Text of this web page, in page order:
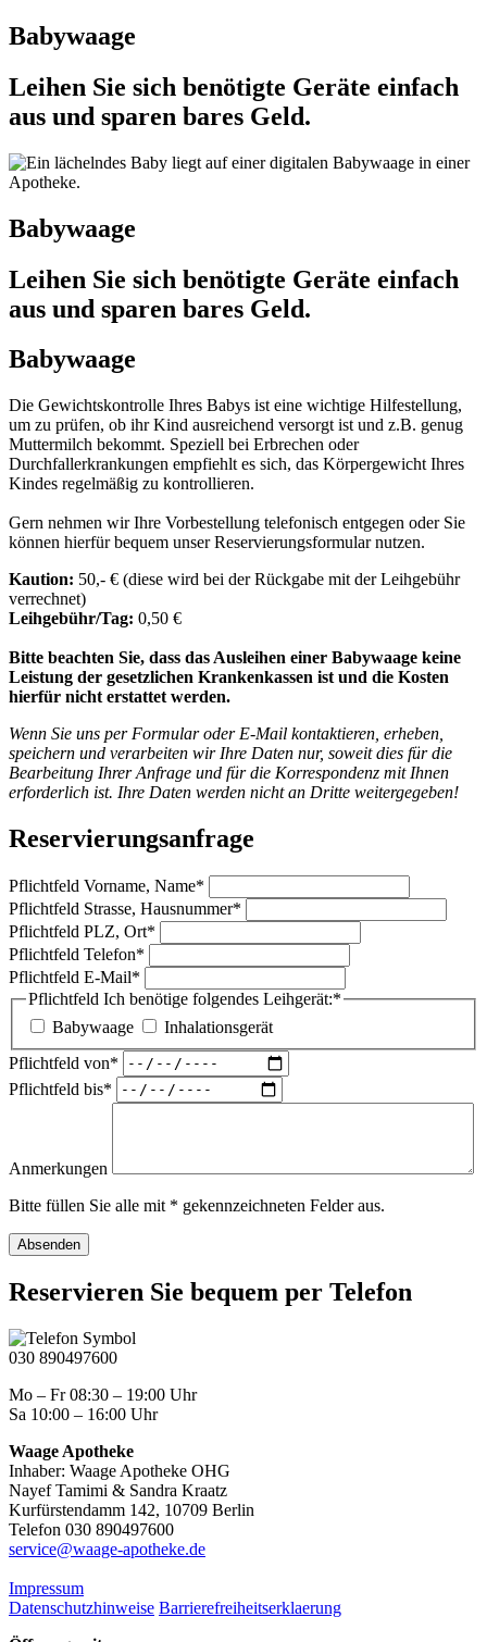
Babywaage
Leihen Sie sich benötigte Geräte einfach
aus und sparen bares Geld.
Babywaage
Leihen Sie sich benötigte Geräte einfach
aus und sparen bares Geld.
Babywaage
Die Gewichtskontrolle Ihres Babys ist eine wichtige Hilfestellung,
um zu prüfen, ob ihr Kind ausreichend versorgt ist und z.B. genug
Muttermilch bekommt. Speziell bei Erbrechen oder
Durchfallerkrankungen empfiehlt es sich, das Körpergewicht Ihres
Kindes regelmäßig zu kontrollieren.
Gern nehmen wir Ihre Vorbestellung telefonisch entgegen oder Sie
können hierfür bequem unser Reservierungsformular nutzen.
Kaution: 50,- € (diese wird bei der Rückgabe mit der Leihgebühr
verrechnet)
Leihgebühr/Tag: 0,50 €
Bitte beachten Sie, dass das Ausleihen einer Babywaage keine
Leistung der gesetzlichen Krankenkassen ist und die Kosten
hierfür nicht erstattet werden.
Wenn Sie uns per Formular oder E-Mail kontaktieren, erheben,
speichern und verarbeiten wir Ihre Daten nur, soweit dies für die
Bearbeitung Ihrer Anfrage und für die Korrespondenz mit Ihnen
erforderlich ist. Ihre Daten werden nicht an Dritte weitergegeben!
Reservierungsanfrage
Pflichtfeld Vorname, Name*
Pflichtfeld Strasse, Hausnummer*
Pflichtfeld PLZ, Ort*
Pflichtfeld Telefon*
Pflichtfeld E-Mail*
Pflichtfeld Ich benötige folgendes Leihgerät:*
Babywaage
Inhalationsgerät
Pflichtfeld von*
Pflichtfeld bis*
Anmerkungen
Bitte füllen Sie alle mit * gekennzeichneten Felder aus.
Absenden
Reservieren Sie bequem per Telefon
030 890497600
Mo – Fr 08:30 – 19:00 Uhr
Sa 10:00 – 16:00 Uhr
Waage Apotheke
Inhaber: Waage Apotheke OHG
Nayef Tamimi & Sandra Kraatz
Kurfürstendamm 142, 10709 Berlin
Telefon 030 890497600
service@waage-apotheke.de
Impressum
Datenschutzhinweise Barrierefreiheitserklaerung